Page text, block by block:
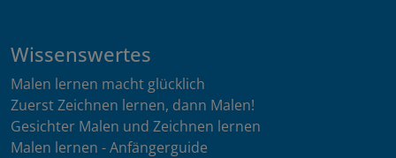
Wissenswertes
Malen lernen macht glücklich
Zuerst Zeichnen lernen, dann Malen!
Gesichter Malen und Zeichnen lernen
Malen lernen - Anfängerguide